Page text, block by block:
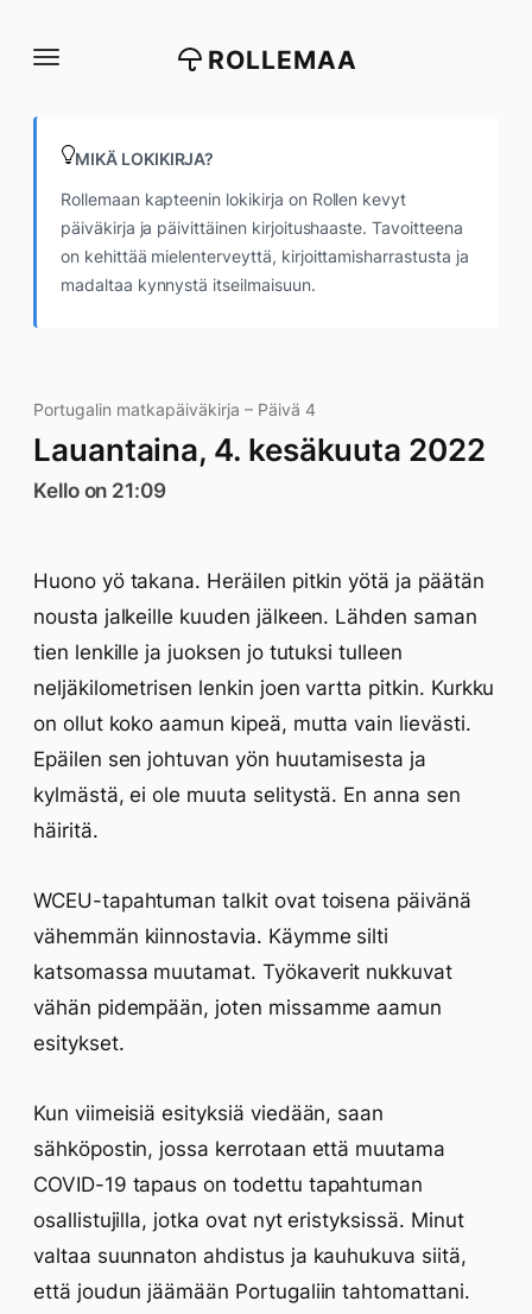
suoraan
ROLLEMAA
MIKÄ LOKIKIRJA?
Rollemaan kapteenin lokikirja on Rollen kevyt
päiväkirja ja päivittäinen kirjoitushaaste. Tavoitteena
on kehittää mielenterveyttä, kirjoittamisharrastusta ja
madaltaa kynnystä itseilmaisuun.
Portugalin matkapäiväkirja – Päivä 4
Lauantaina, 4. kesäkuuta 2022
Kello on 21:09
Huono yö takana. Heräilen pitkin yötä ja päätän
nousta jalkeille kuuden jälkeen. Lähden saman
tien lenkille ja juoksen jo tutuksi tulleen
neljäkilometrisen lenkin joen vartta pitkin. Kurkku
on ollut koko aamun kipeä, mutta vain lievästi.
Epäilen sen johtuvan yön huutamisesta ja
kylmästä, ei ole muuta selitystä. En anna sen
häiritä.
WCEU-tapahtuman talkit ovat toisena päivänä
vähemmän kiinnostavia. Käymme silti
katsomassa muutamat. Työkaverit nukkuvat
vähän pidempään, joten missamme aamun
esitykset.
Kun viimeisiä esityksiä viedään, saan
sähköpostin, jossa kerrotaan että muutama
COVID-19 tapaus on todettu tapahtuman
osallistujilla, jotka ovat nyt eristyksissä. Minut
valtaa suunnaton ahdistus ja kauhukuva siitä,
että joudun jäämään Portugaliin tahtomattani.